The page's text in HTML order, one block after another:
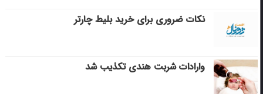
نکات ضروری برای خرید بلیط چارتر
وارادات شربت هندی تکذیب شد